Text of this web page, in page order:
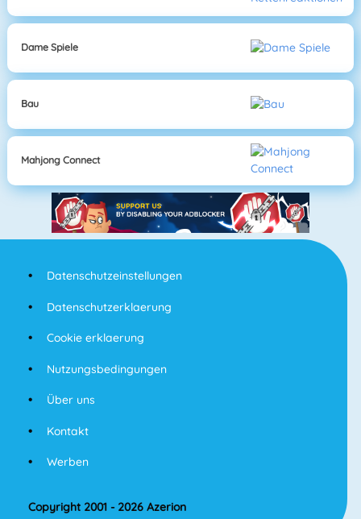
Dame Spiele
Bau
Mahjong Connect
Datenschutzeinstellungen
Datenschutzerklaerung
Cookie erklaerung
Nutzungsbedingungen
Über uns
Kontakt
Werben
Copyright 2001 - 2026 Azerion